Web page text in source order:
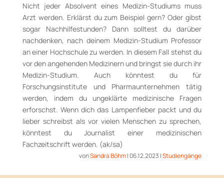
Nicht jeder Absolvent eines Medizin-Studiums muss
Arzt werden. Erklärst du zum Beispiel gern? Oder gibst
sogar Nachhilfestunden? Dann solltest du darüber
nachdenken, nach deinem Medizin-Studium Professor
an einer Hochschule zu werden. In diesem Fall stehst du
vor den angehenden Medizinern und bringst sie durch ihr
Medizin-Studium. Auch könntest du für
Forschungsinstitute und Pharmaunternehmen tätig
werden, indem du ungeklärte medizinische Fragen
erforschst. Wenn dich das Lampenfieber packt und du
lieber schreibst als vor vielen Menschen zu sprechen,
könntest du Journalist einer medizinischen
Fachzeitschrift werden. (ak/sa)
vonSandra Böhm|06.12.2023 |Studiengänge